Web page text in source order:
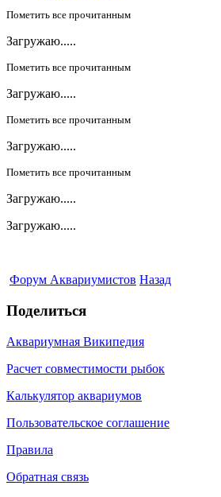
Пометить все прочитанным
Загружаю.....
Пометить все прочитанным
Загружаю.....
Пометить все прочитанным
Загружаю.....
Пометить все прочитанным
Загружаю.....
Загружаю.....
Форум Аквариумистов Назад
Поделиться
Аквариумная Википедия
Расчет совместимости рыбок
Калькулятор аквариумов
Пользовательское соглашение
Правила
Обратная связь